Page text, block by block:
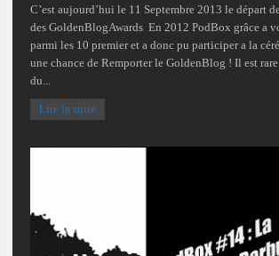
C’est aujourd’hui le 11 Septembre 2013 le départ
des GoldenBlogAwards En 2012 PodBox grâce a
parmi les 10 premier et a donc pu participer a la
une chance de Remporter le GoldenBlog ! Il est
du...
Lire la suite